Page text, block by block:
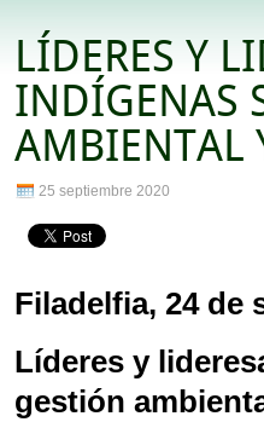
LÍDERES Y
INDÍGENAS
AMBIENTAL
25 septiembre 2020
Filadelfia, 24 de
Líderes y
gestión